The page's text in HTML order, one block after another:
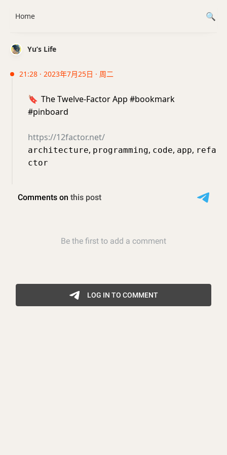
Yu’s Life
21:28 · 2023年7月25日 · 周二
🔖 The Twelve-Factor App #bookmark
#pinboard
https://12factor.net/
architecture, programming, code, app, refa
ctor
Home